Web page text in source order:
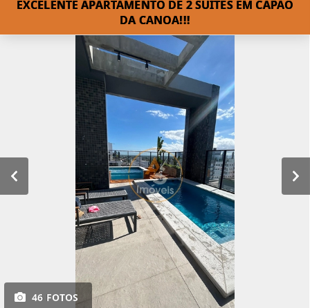
EXCELENTE APARTAMENTO DE 2 SUÍTES EM CAPÃO
DA CANOA!!!
46 FOTOS